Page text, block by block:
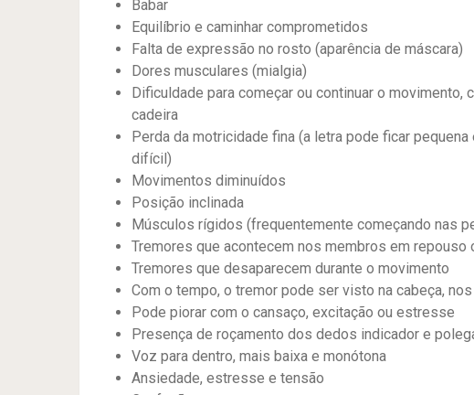
Babar
Equilíbrio e caminhar comprometidos
Falta de expressão no rosto (aparência de máscara)
Dores musculares (mialgia)
Dificuldade para começar ou continuar o movimento,
cadeira
Perda da motricidade fina (a letra pode ficar
difícil)
Movimentos diminuídos
Posição inclinada
Músculos rígidos (frequentemente começando nas
Tremores que acontecem nos membros em repouso
Tremores que desaparecem durante o movimento
Com o tempo, o tremor pode ser visto na cabeça,
Pode piorar com o cansaço, excitação ou estresse
Presença de roçamento dos dedos indicador e
Voz para dentro, mais baixa e monótona
Ansiedade, estresse e tensão